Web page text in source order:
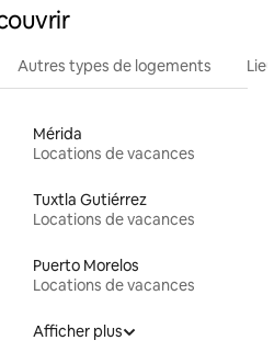
Autres types de logements
Mérida
Locations de vacances
Tuxtla Gutiérrez
Locations de vacances
Puerto Morelos
Locations de vacances
Afficher plus